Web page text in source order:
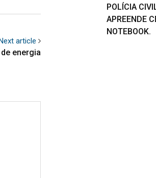
article
energia
POLÍCIA
APREENDE
NOTEBOOK.